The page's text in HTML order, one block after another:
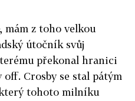
mám z toho velkou
útočník svůj
překonal hranici
Crosby se stal pátým
tohoto milníku